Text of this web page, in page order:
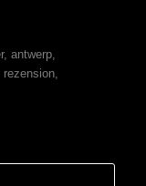
, antwerp,
rezension,